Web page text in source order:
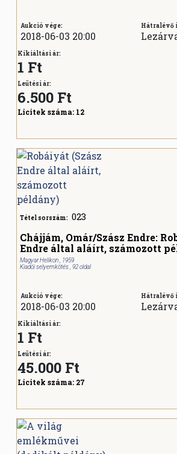
Aukció vége:
2018-06-03 20:00
Hátralévő
Kikiáltási ár:
1 Ft
Leütési ár:
6.500 Ft
Licitek száma: 12
Tétel sorszám: 023
Chájjám, Omár/Szász Endre:
Endre által aláírt, számozott
Magyar Helikon , 1959
Kiadói selyemkötés , 92 oldal
Aukció vége:
2018-06-03 20:00
Hátralévő
Kikiáltási ár:
1 Ft
Leütési ár:
45.000 Ft
Licitek száma: 27